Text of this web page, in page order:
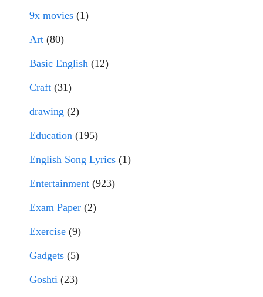
9x movies (1)
Art (80)
Basic English (12)
Craft (31)
drawing (2)
Education (195)
English Song Lyrics (1)
Entertainment (923)
Exam Paper (2)
Exercise (9)
Gadgets (5)
Goshti (23)